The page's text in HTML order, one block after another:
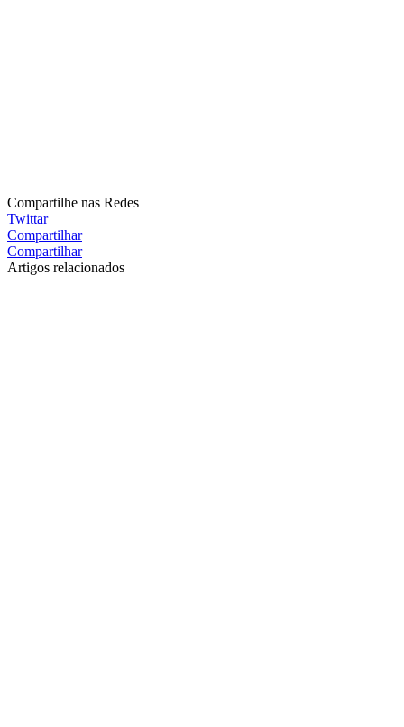
Compartilhe nas Redes
Twittar
Compartilhar
Compartilhar
Artigos relacionados